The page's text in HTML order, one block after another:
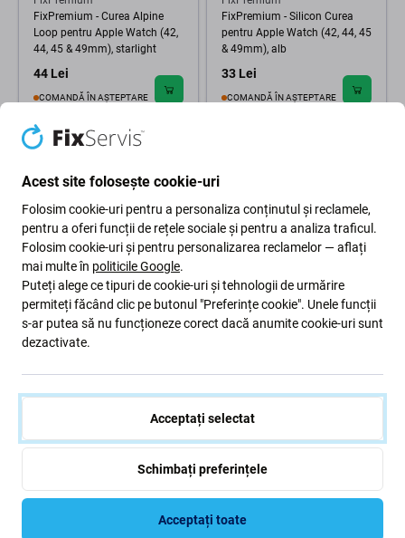
FixPremium - Curea Alpine
Loop pentru Apple Watch (42,
44, 45 & 49mm), starlight
44 Lei
COMANDĂ ÎN AȘTEPTARE
FixPremium - Silicon Curea
pentru Apple Watch (42, 44, 45
& 49mm), alb
33 Lei
COMANDĂ ÎN AȘTEPTARE
FixPremium
FixPremium - Nylon Curea
pentru Apple Watch (42, 44, 45
FixPremium
FixPremium - Curea Ocean
ÎN STOC 1 buc
Acest site folosește cookie-uri
Folosim cookie-uri pentru a personaliza conținutul și reclamele,
pentru a oferi funcții de rețele sociale și pentru a analiza traficul.
Folosim cookie-uri și pentru personalizarea reclamelor — aflați
mai multe în politicile Google.
Puteți alege ce tipuri de cookie-uri și tehnologii de urmărire
permiteți făcând clic pe butonul "Preferințe cookie". Unele funcții
s-ar putea să nu funcționeze corect dacă anumite cookie-uri sunt
dezactivate.
Acceptați selectat
Schimbați preferințele
Acceptați toate